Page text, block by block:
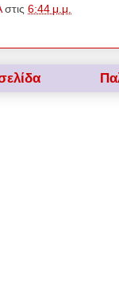
στις 6:44 μ.μ.